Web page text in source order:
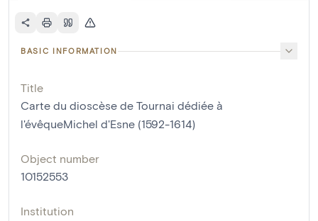
BASIC INFORMATION
Title
Carte du dioscèse de Tournai dédiée à
l'évêqueMichel d'Esne (1592-1614)
Object number
10152553
Institution